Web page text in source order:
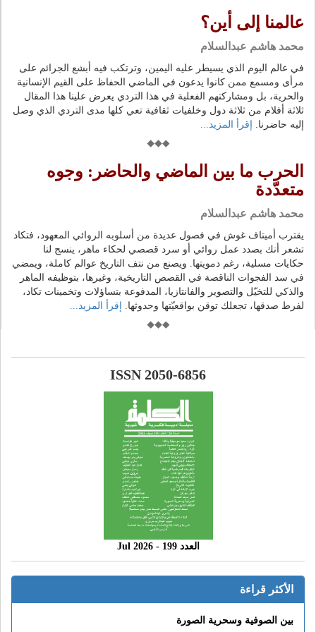
عالمنا إلى أين؟
محمد هاشم عبدالسلام
في عالم اليوم الذي يسيطر عليه اليمين، وترتكب فيه أبشع الجرائم على
مرأى ومسمع ممن كانوا يدعون في الماضي الحفاظ على القيم الإنسانية
والحرية، بل ومشاركتهم الفعلية في هذا التردي يعرض علينا هذا المقال
ثلاثة أفلام من ثلاثة دول وخلفيات ثقافية تعي كلها مدى التردي الذي وصل
إليه حاضرنا.
إقرأ المزيد...
الحرب ما بين الماضي والحاضر: وجوه
متعدّدة
محمد هاشم عبدالسلام
يقترب أميتاف غوش في فصول عديدة من أسلوبه الروائي المعهود، فتكاد
تشعر أنك بصدد عمل روائي أو سرد قصصي لحكاء ماهر، ينسج لنا
حكايات مسلية، رغم دمويتها. ويصنع من نتف التاريخ عوالم كاملة، ويمضي
في سد الفجوات الناقصة في القصص التاريخية، وغيرها، بتوظيفه الماهر
والذكي للتخيّل والتصوير والفانتازيا، المدفوعة بتساؤلات وتخمينات تكاد،
لفرط صدقها، تجعلك توقن بواقعيّتها وحدوثها.
إقرأ المزيد...
ISSN 2050-6856
العدد 199 - 2026 Jul
الأكثر قراءة
بين الصوفية وسحرية الصورة